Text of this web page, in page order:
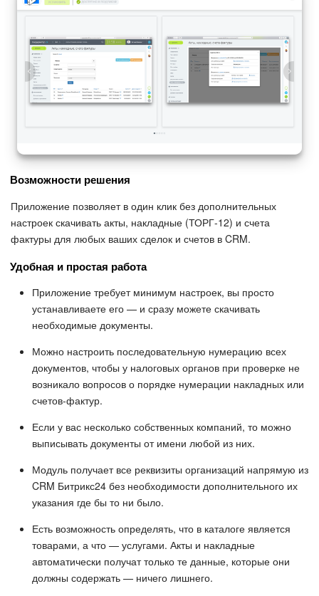
Возможности решения
Приложение позволяет в один клик без дополнительных
настроек скачивать акты, накладные (ТОРГ-12) и счета
фактуры для любых ваших сделок и счетов в CRM.
Удобная и простая работа
Приложение требует минимум настроек, вы просто
устанавливаете его — и сразу можете скачивать
необходимые документы.
Можно настроить последовательную нумерацию всех
документов, чтобы у налоговых органов при проверке не
возникало вопросов о порядке нумерации накладных или
счетов-фактур.
Если у вас несколько собственных компаний, то можно
выписывать документы от имени любой из них.
Модуль получает все реквизиты организаций напрямую из
CRM Битрикс24 без необходимости дополнительного их
указания где бы то ни было.
Есть возможность определять, что в каталоге является
товарами, а что — услугами. Акты и накладные
автоматически получат только те данные, которые они
должны содержать — ничего лишнего.